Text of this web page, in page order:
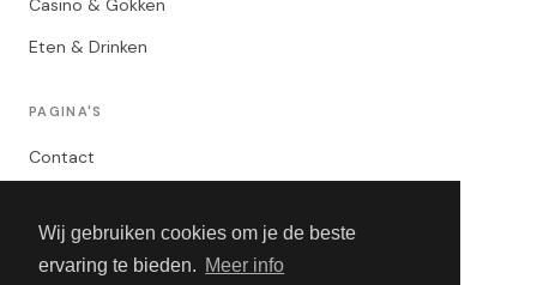
Wij gebruiken cookies om je de beste
ervaring te bieden. Meer info
Casino & Gokken
Eten & Drinken
PAGINA'S
Contact
Algemene Voorwaarden